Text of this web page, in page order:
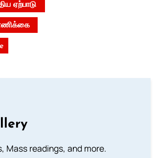
ஏற்பாடு
Mass readings, and more.